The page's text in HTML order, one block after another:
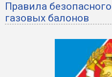
Правила
газовых балонов